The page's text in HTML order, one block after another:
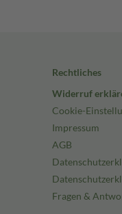
Rechtliches
Widerruf
Cookie-
Impressum
AGB
Fragen &